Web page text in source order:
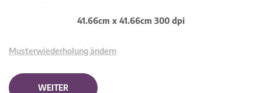
41.66cm x 41.66cm 300 dpi
Musterwiederholung ändern
WEITER